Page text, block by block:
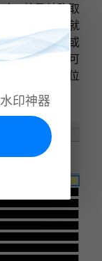
，就是精确取
广，近似色就
中想要隐藏或
复以上颜色可
，即可完成位
印神器